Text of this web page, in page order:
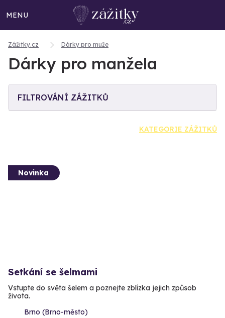
MENU
Zážitky.cz Dárky pro muže
Dárky pro manžela
FILTROVÁNÍ ZÁŽITKŮ
KATEGORIE ZÁŽITKŮ
Novinka
Setkání se šelmami
Vstupte do světa šelem a poznejte zblízka jejich způsob
života.
Brno (Brno-město)